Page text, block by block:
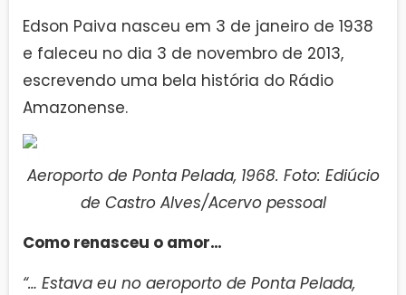
Edson Paiva nasceu em 3 de janeiro de 1938
e faleceu no dia 3 de novembro de 2013,
escrevendo uma bela história do Rádio
Amazonense.
Aeroporto de Ponta Pelada, 1968. Foto: Ediúcio
de Castro Alves/Acervo pessoal
Como renasceu o amor…
“… Estava eu no aeroporto de Ponta Pelada,